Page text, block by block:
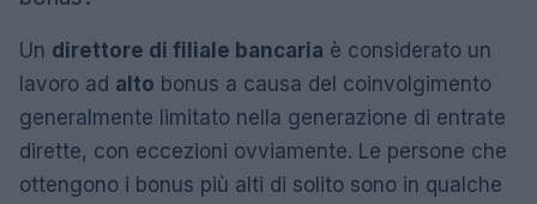
Un direttore di filiale bancaria è considerato un
lavoro ad alto bonus a causa del coinvolgimento
generalmente limitato nella generazione di entrate
dirette, con eccezioni ovviamente. Le persone che
ottengono i bonus più alti di solito sono in qualche